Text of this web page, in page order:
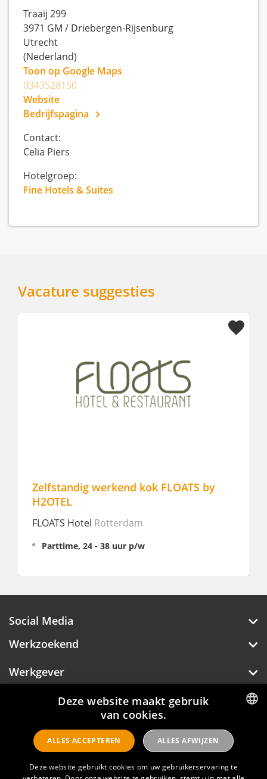
Traaij 299
3971 GM / Driebergen-Rijsenburg
Utrecht
(Nederland)
Toon op Google Maps
0343528150
Website
Bedrijfspagina
Contact:
Celia Piers
Hotelgroep:
Fine Hotels & Suites
Vacature suggesties
kok FLOATS by Zelfstandig werkend kok
Social Media
Werkzoekend
Werkgever
Over Hotelprofessionals
Hotelprofessionals
DUTCH
ENGLISH
Deze website maakt gebruik
van cookies.
Deze website gebruikt cookies om uw gebruikerservaring te
ALLES ACCEPTEREN ALLES AFWIJZEN